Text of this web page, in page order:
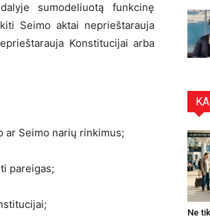
sumodeliuotą funkcinę
Seimo aktai neprieštarauja
Konstitucijai arba
ar Seimo narių rinkimus;
pareigas;
Ne